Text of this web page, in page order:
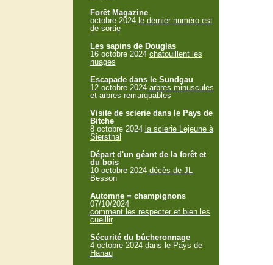
Forêt Magazine
octobre 2024 le dernier numéro est
de sortie
Les sapins de Douglas
16 octobre 2024 chatouillent les
nuages
Escapade dans le Sundgau
12 octobre 2024 arbres minuscules
et arbres remarquables
Visite de scierie dans le Pays de
Bitche
8 octobre 2024 la scierie Lejeune à
Siersthal
Départ d'un géant de la forêt et
du bois
10 octobre 2024 décès de JL
Besson
Automne = champignons
07/10/2024
comment les respecter et bien les
cueillir
Sécurité du bûcheronnage
4 octobre 2024 dans le Pays de
Hanau